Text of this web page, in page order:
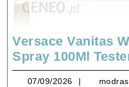
Versace Vanitas
Spray 100Ml
07/09/2026 07/09/2026